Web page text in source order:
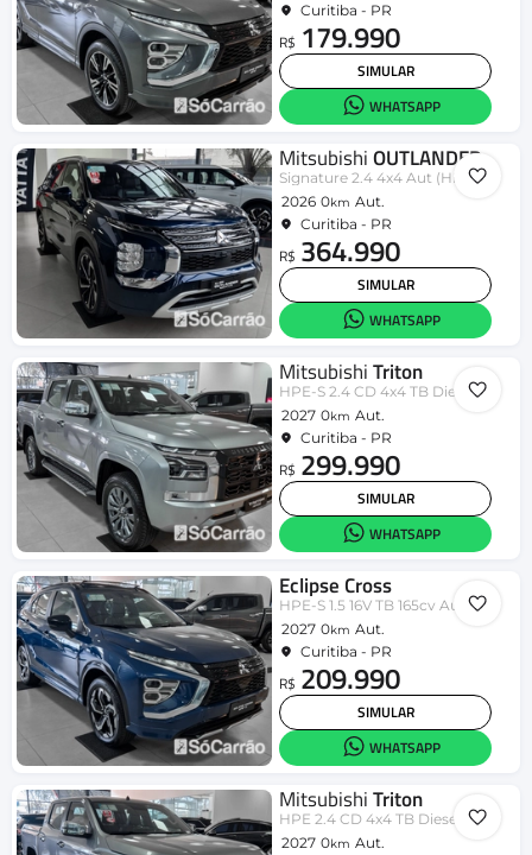
Curitiba - PR
R$ 179.990
SIMULAR
WHATSAPP
MitsubishiOUTLANDER
Signature 2.4 4x4 Aut (Híb)
2026 0km Aut.
Curitiba - PR
R$ 364.990
SIMULAR
WHATSAPP
MitsubishiTriton
HPE-S 2.4 CD 4x4 TB Diesel Aut.
2027 0km Aut.
Curitiba - PR
R$ 299.990
SIMULAR
WHATSAPP
Eclipse Cross
HPE-S 1.5 16V TB 165cv Aut.
2027 0km Aut.
Curitiba - PR
R$ 209.990
SIMULAR
WHATSAPP
MitsubishiTriton
HPE 2.4 CD 4x4 TB Diesel Aut.
2027 0km Aut.